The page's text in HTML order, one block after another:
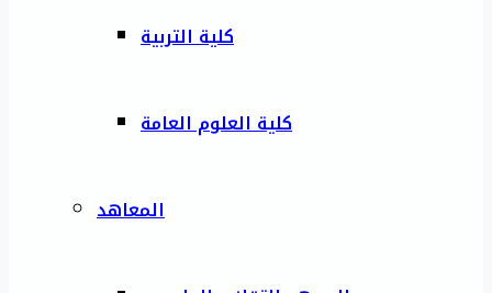
كلية التربية
كلية العلوم العامة
المعاهد